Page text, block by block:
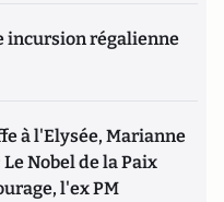
incursion régalienne
à l'Elysée, Marianne
Nobel de la Paix
l'ex PM